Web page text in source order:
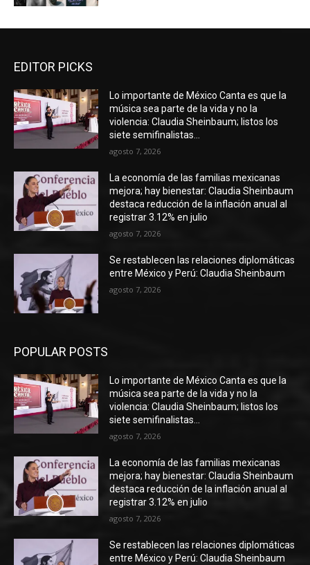
EDITOR PICKS
Lo importante de México Canta es que la
música sea parte de la vida y no la
violencia: Claudia Sheinbaum; listos los
siete semifinalistas...
agosto 7, 2026
La economía de las familias mexicanas
mejora; hay bienestar: Claudia Sheinbaum
destaca reducción de la inflación anual al
registrar 3.12% en julio
agosto 7, 2026
Se restablecen las relaciones diplomáticas
entre México y Perú: Claudia Sheinbaum
agosto 7, 2026
POPULAR POSTS
Lo importante de México Canta es que la
música sea parte de la vida y no la
violencia: Claudia Sheinbaum; listos los
siete semifinalistas...
agosto 7, 2026
La economía de las familias mexicanas
mejora; hay bienestar: Claudia Sheinbaum
destaca reducción de la inflación anual al
registrar 3.12% en julio
agosto 7, 2026
Se restablecen las relaciones diplomáticas
entre México y Perú: Claudia Sheinbaum